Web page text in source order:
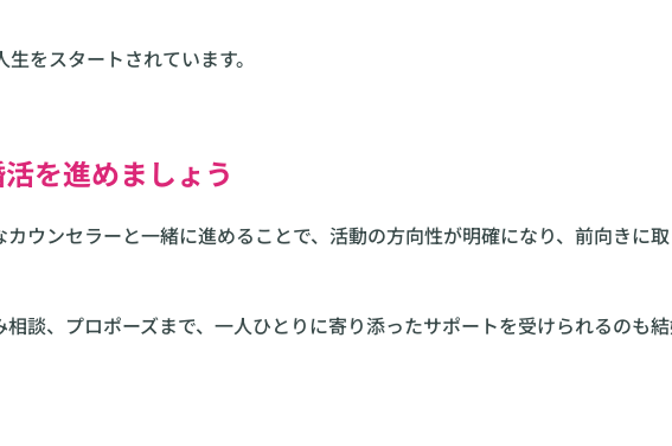
をスタートされています。
を進めましょう
ウンセラーと一緒に進めることで、活動の方向性が明確になり、前向きに
談、プロポーズまで、一人ひとりに寄り添ったサポートを受けられるのも